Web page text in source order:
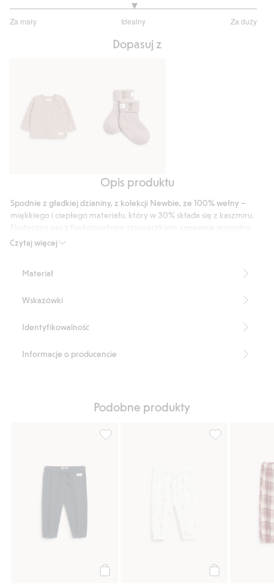
Za mały Idealny Za duży
na
Dopasuj z
mieszanki
i
Skarpetki
mieszanki
Opis produktu
Czytaj więcej
Spodnie z gładkiej dzianiny, z kolekcji Newbie, ze 100% wełny –
miękkiego i ciepłego materiału, który w 30% składa się z kaszmiru.
dopasowanie i łatwą regulację. Wygodne ubranie basicowe dla
przekazać dalej kolejnemu małemu członkowi rodziny lub
Produkt zawiera 70% certyfikowanej wełny.
RWS certified wool
Materiał
Wskazówki
Identyfikowalność
Informacje o producencie
Podobne produkty